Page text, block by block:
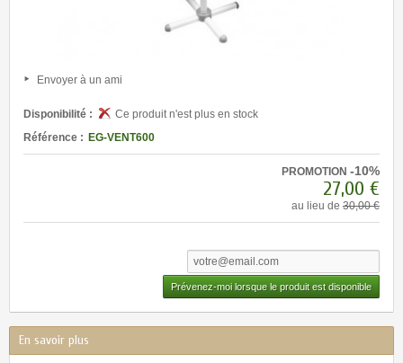
Envoyer à un ami
Disponibilité :
Ce produit n'est plus en stock
Référence : EG-VENT600
PROMOTION -10%
27,00 €
au lieu de 30,00 €
Prévenez-moi lorsque le produit est disponible
En savoir plus